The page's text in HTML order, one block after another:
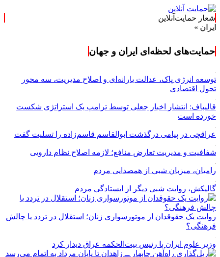
شعار حمایت‌آنلاین
حمایت‌های لحظه‌ای ایران و جهان
توسعه انرژی پاک، عدالت یارانه‌ای و اصلاح مدیریت، سه محور
تحول اقتصادی
قالیباف: انتشار اخبار جعلی توسط ترامپ یک استراتژی شکست
خورده است
عراقچی در پیامی درگذشت ابوالقاسم قاسم‌زاده را تسلیت گفت
شفافیت و مدیریت تعارض منافع؛ لازمه اصلاح نظام دارویی
رامیان، میزبان شبی از همصدایی مردم
گالیکش، روایت شبی دیگر از ایستادگی مردم
روایت یک حقوقدان از موتورسواری زنان؛ استقلال در تردد یا چالش
فرهنگی؟
وزیر علوم ایران با رئیس بیت‌الحکمه عراق دیدار کرد